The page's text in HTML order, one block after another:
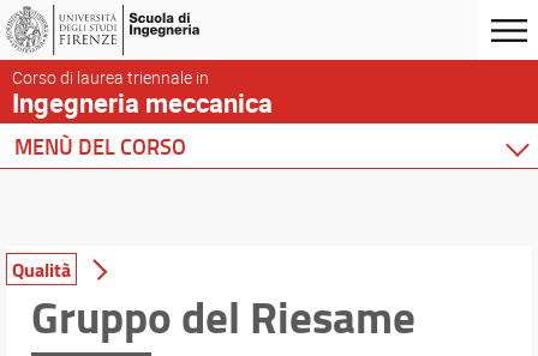
Corso di laurea triennale in
Ingegneria meccanica
MENÙ DEL CORSO
Percorsi del CdS
Per chi vuole iscriversi
Per gli Iscritti
Qualità
Gruppo del Riesame